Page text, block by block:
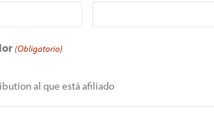
(Obligatorio)
al que está afiliado